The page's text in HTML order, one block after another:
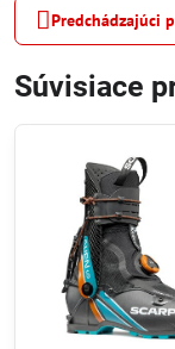
Predchádzajúci
Súvisiace